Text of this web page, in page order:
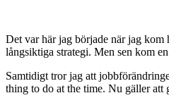
Det var här jag började när jag kom
långsiktiga strategi. Men sen kom
Samtidigt tror jag att
thing to do at the time. Nu gäller att